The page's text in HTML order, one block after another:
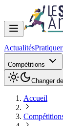
ActualitésPratiquer
Compétitions
Changer
Accueil